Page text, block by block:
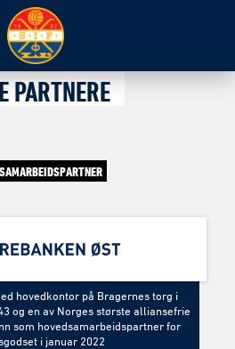
PARTNERE
hovedkontor på Bragernes torg i
og en av Norges største alliansefrie
som hovedsamarbeidspartner for
i januar 2022